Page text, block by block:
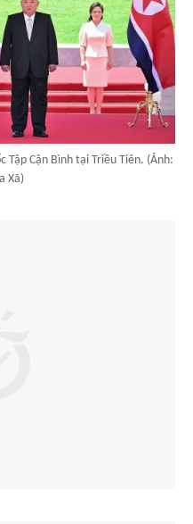
Tập Cận Bình tại Triều Tiên. (Ảnh:
Xã)